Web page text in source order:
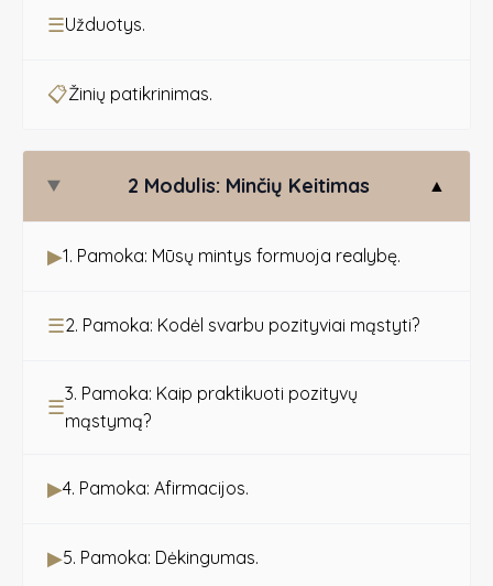
☰Užduotys.
📋Žinių patikrinimas.
2 Modulis: Minčių Keitimas ▲
▶1. Pamoka: Mūsų mintys formuoja realybę.
☰2. Pamoka: Kodėl svarbu pozityviai mąstyti?
☰
3. Pamoka: Kaip praktikuoti pozityvų
mąstymą?
▶4. Pamoka: Afirmacijos.
▶5. Pamoka: Dėkingumas.